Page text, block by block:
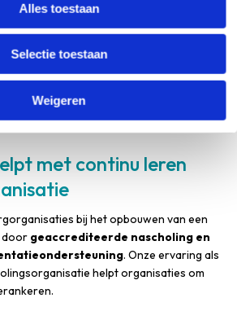
Alles toestaan
Selectie toestaan
Weigeren
veiligheidscultuur) en hogere scores
Ook feedback van
inzichten in de kwaliteit van zorg.
niet alleen te meten, maar ook te
Gebruik de uitkomsten om je
en te verbeteren.
met continu leren
bij het opbouwen van een
door geaccrediteerde nascholing en
. Onze ervaring als
helpt organisaties om